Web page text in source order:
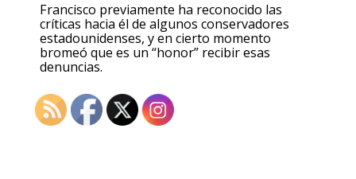
Francisco previamente ha reconocido las
críticas hacia él de algunos conservadores
estadounidenses, y en cierto momento
bromeó que es un “honor” recibir esas
denuncias.